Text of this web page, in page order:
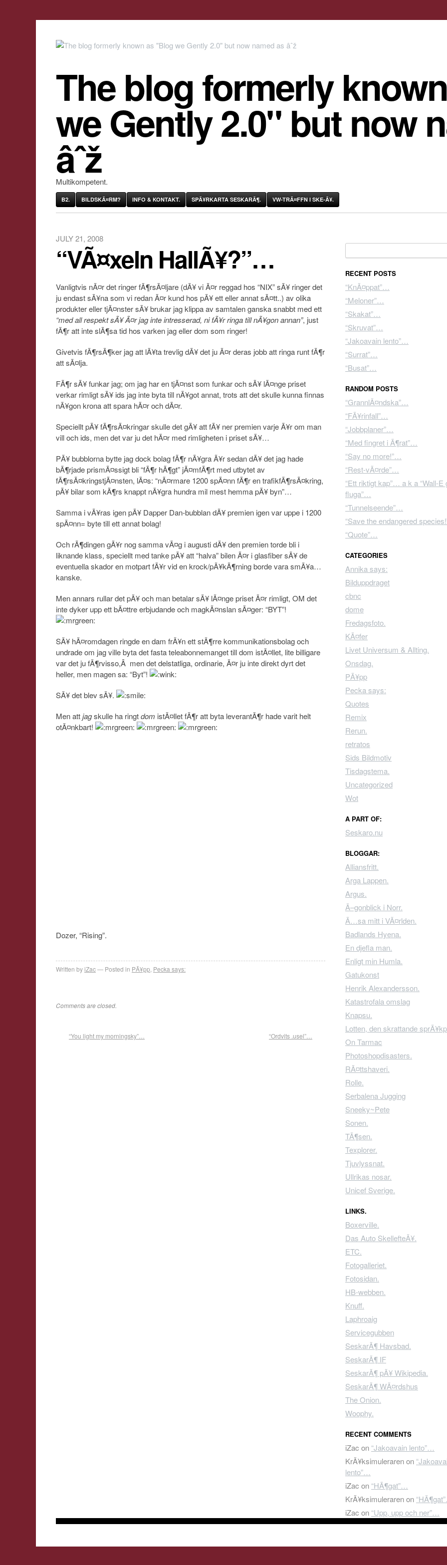
The blog formerly
we Gently 2.0" but now
âˆž
Multikompetent.
B2. BILDSKÃ¤RM? INFO & KONTAKT. SPÃ¥RKARTA SESKARÃ¶. VW-TRÃ¤FFN I SKE-Ã¥.
JULY 21, 2008
“VÃ¤xeln HallÃ¥?”…
Vanligtvis nÃ¤r det ringer fÃ¶rsÃ¤ljare (dÃ¥ vi Ã¤r reggad hos “NIX” sÃ¥ ringer det
ju endast sÃ¥na som vi redan Ã¤r kund hos pÃ¥ ett eller annat sÃ¤tt..) av olika
produkter eller tjÃ¤nster sÃ¥ brukar jag klippa av samtalen ganska snabbt med ett
“med all respekt sÃ¥ Ã¤r jag inte intresserad, ni fÃ¥r ringa till nÃ¥gon annan”, just
fÃ¶r att inte slÃ¶sa tid hos varken jag eller dom som ringer!
Givetvis fÃ¶rsÃ¶ker jag att lÃ¥ta trevlig dÃ¥ det ju Ã¤r deras jobb att ringa runt fÃ¶r
att sÃ¤lja.
FÃ¶r sÃ¥ funkar jag; om jag har en tjÃ¤nst som funkar och sÃ¥ lÃ¤nge priset
verkar rimligt sÃ¥ ids jag inte byta till nÃ¥got annat, trots att det skulle kunna finnas
nÃ¥gon krona att spara hÃ¤r och dÃ¤r.
Speciellt pÃ¥ fÃ¶rsÃ¤kringar skulle det gÃ¥ att fÃ¥ ner premien varje Ã¥r om man
vill och ids, men det var ju det hÃ¤r med rimligheten i priset sÃ¥…
PÃ¥ bubblorna bytte jag dock bolag fÃ¶r nÃ¥gra Ã¥r sedan dÃ¥ det jag hade
bÃ¶rjade prismÃ¤ssigt bli “fÃ¶r hÃ¶gt” jÃ¤mfÃ¶rt med utbytet av
fÃ¶rsÃ¤kringstjÃ¤nsten, lÃ¤s: “nÃ¤rmare 1200 spÃ¤nn fÃ¶r en trafikfÃ¶rsÃ¤kring,
pÃ¥ bilar som kÃ¶rs knappt nÃ¥gra hundra mil mest hemma pÃ¥ byn”…
Samma i vÃ¥ras igen pÃ¥ Dapper Dan-bubblan dÃ¥ premien igen var uppe i 1200
spÃ¤nn= byte till ett annat bolag!
Och rÃ¶dingen gÃ¥r nog samma vÃ¤g i augusti dÃ¥ den premien torde bli i
liknande klass, speciellt med tanke pÃ¥ att “halva” bilen Ã¤r i glasfiber sÃ¥ de
eventuella skador en motpart fÃ¥r vid en krock/pÃ¥kÃ¶rning borde vara smÃ¥a…
kanske.
Men annars rullar det pÃ¥ och man betalar sÃ¥ lÃ¤nge priset Ã¤r rimligt, OM det
inte dyker upp ett bÃ¤ttre erbjudande och magkÃ¤nslan sÃ¤ger: “BYT”!
SÃ¥ hÃ¤romdagen ringde en dam frÃ¥n ett stÃ¶rre kommunikationsbolag och
undrade om jag ville byta det fasta teleabonnemanget till dom istÃ¤llet, lite billigare
var det ju fÃ¶rvisso,Â men det delstatliga, ordinarie, Ã¤r ju inte direkt dyrt det
heller, men magen sa: “Byt”!
SÃ¥ det blev sÃ¥.
Men attjagskulle ha ringtdom istÃ¤llet fÃ¶r att byta leverantÃ¶r hade varit helt
otÃ¤nkbart!
Dozer, “Rising”.
Written byiZac Posted in PÃ¥pp Pecka says:
Comments are closed.
“You light my morningsky”… “Ordvits .usel”…
RECENT POSTS
“KnÃ¤ppat”…
“Meloner”…
“Skakat”…
“Skruvat”…
“Jakoavain lento”…
“Surrat”…
“Busat”…
RANDOM POSTS
“GrannlÃ¤ndska”…
“FÃ¥rinfall”…
“Jobbplaner”…
“Med fingret i Ã¶rat”…
“Say no more!”…
“Rest-vÃ¤rde”…
“Ett riktigt kap”… a k a “Wall-E
fluga”…
“Tunnelseende”…
“Save the endangered
“Quote”…
CATEGORIES
Annika says:
Bilduppdraget
cbnc
dome
Fredagsfoto.
KÃ¤fer
Livet Universum & Allting.
Onsdag.
PÃ¥pp
Pecka says:
Quotes
Remix
Rerun.
retratos
Sids Bildmotiv
Tisdagstema.
Uncategorized
Wot
A PART OF:
Seskaro.nu
BLOGGAR:
Alliansfritt.
Arga Lappen.
Argus.
Ã–gonblick i Norr.
Ã…sa mitt i VÃ¤rlden.
Badlands Hyena.
En djefla man.
Enligt min Humla.
Gatukonst
Henrik Alexandersson.
Katastrofala omslag
Knapsu.
Lotten, den skrattande
On Tarmac
Photoshopdisasters.
RÃ¤ttshaveri.
Rolle.
Serbalena Jugging
Sneeky~Pete
Sonen.
TÃ¶sen.
Texplorer.
Tjuvlyssnat.
Ullrikas nosar.
Unicef Sverige.
LINKS.
Boxerville.
Das Auto SkellefteÃ¥.
ETC.
Fotogalleriet.
Fotosidan.
HB-webben.
Knuff.
Laphroaig
Servicegubben
SeskarÃ¶ Havsbad.
SeskarÃ¶ IF
SeskarÃ¶ pÃ¥ Wikipedia.
SeskarÃ¶ WÃ¤rdshus
The Onion.
Woophy.
RECENT COMMENTS
iZac on “Jakoavain lento”…
KrÃ¥ksimulerarenon
lento”…
iZac on “HÃ¶gat”…
KrÃ¥ksimulerarenon
iZac on “Upp, upp och ner”…